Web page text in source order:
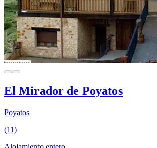
El Mirador de Poyatos
Poyatos
(11)